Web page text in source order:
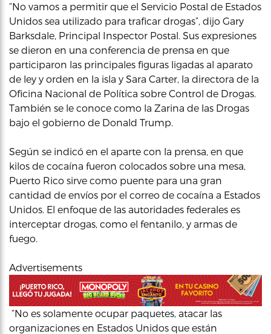
“No vamos a permitir que el Servicio Postal de Estados
Unidos sea utilizado para traficar drogas”, dijo Gary
Barksdale, Principal Inspector Postal. Sus expresiones
se dieron en una conferencia de prensa en que
participaron las principales figuras ligadas al aparato
de ley y orden en la isla y Sara Carter, la directora de la
Oficina Nacional de Política sobre Control de Drogas.
También se le conoce como la Zarina de las Drogas
bajo el gobierno de Donald Trump.
Según se indicó en el aparte con la prensa, en que
kilos de cocaína fueron colocados sobre una mesa,
Puerto Rico sirve como puente para una gran
cantidad de envíos por el correo de cocaína a Estados
Unidos. El enfoque de las autoridades federales es
interceptar drogas, como el fentanilo, y armas de
fuego.
Advertisements
“No es solamente ocupar paquetes, atacar las
organizaciones en Estados Unidos que están